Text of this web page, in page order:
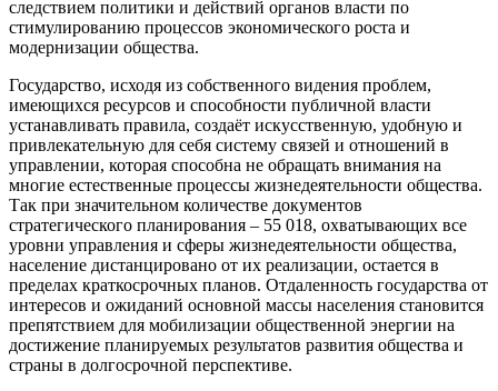
следствием политики и действий органов власти по
стимулированию процессов экономического роста и
модернизации общества.
Государство, исходя из собственного видения проблем,
имеющихся ресурсов и способности публичной власти
устанавливать правила, создаёт искусственную, удобную и
привлекательную для себя систему связей и отношений в
управлении, которая способна не обращать внимания на
многие естественные процессы жизнедеятельности общества.
Так при значительном количестве документов
стратегического планирования – 55 018, охватывающих все
уровни управления и сферы жизнедеятельности общества,
население дистанцировано от их реализации, остается в
пределах краткосрочных планов. Отдаленность государства от
интересов и ожиданий основной массы населения становится
препятствием для мобилизации общественной энергии на
достижение планируемых результатов развития общества и
страны в долгосрочной перспективе.